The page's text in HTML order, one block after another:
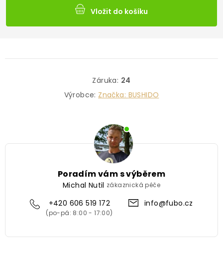
Vložit do košíku
Záruka: 24
Výrobce: Značka: BUSHIDO
Poradím vám s výběrem
Michal Nutil zákaznická péče
+420 606 519 172 info@fubo.cz